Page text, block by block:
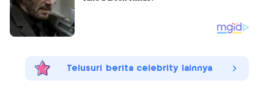
Telusuri berita celebrity lainnya